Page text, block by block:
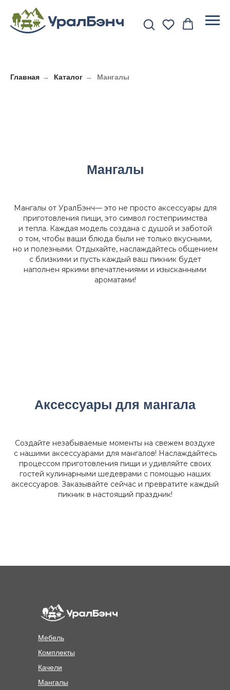
Главная → Каталог → Мангалы
Мангалы
Мангалы от УралБэнч— это не просто аксессуары для
приготовления пищи, это символ гостеприимства
и тепла. Каждая модель создана с душой и заботой
о том, чтобы ваши блюда были не только вкусными,
но и полезными. Отдыхайте, наслаждайтесь общением
с близкими и пусть каждый ваш пикник будет
наполнен яркими впечатлениями и изысканными
ароматами!
Аксессуары для мангала
Создайте незабываемые моменты на свежем воздухе
с нашими аксессуарами для мангалов! Наслаждайтесь
процессом приготовления пищи и удивляйте своих
гостей кулинарными шедеврами с помощью наших
аксессуаров. Заказывайте сейчас и превратите каждый
пикник в настоящий праздник!
MENU
Мебель
Комплекты
Мангалы
Качели